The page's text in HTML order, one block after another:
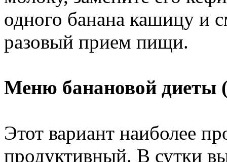
одного банана кашицу и
разовый прием пищи.
Меню банановой диеты
Этот вариант наиболее
продуктивный. В сутки